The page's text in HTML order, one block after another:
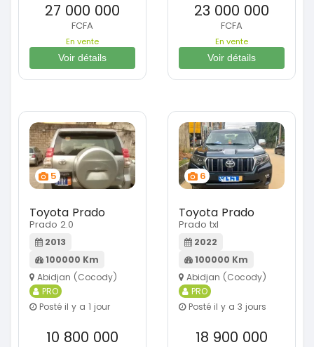
27 000 000
FCFA
En vente
Voir détails
23 000 000
FCFA
En vente
Voir détails
5
Toyota Prado
Prado 2.0
2013
100000 Km
Abidjan (Cocody)
PRO
Posté il y a 1 jour
10 800 000
6
Toyota Prado
Prado txl
2022
100000 Km
Abidjan (Cocody)
PRO
Posté il y a 3 jours
18 900 000